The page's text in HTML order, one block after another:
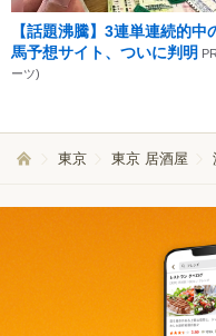
【話題沸騰】3連単連続的中
馬予想サイト、ついに判明
ーツ)
東京 東京 居酒屋